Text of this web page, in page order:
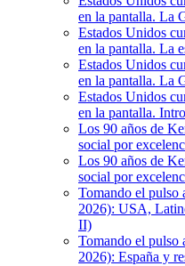
en la pantalla. La
Estados Unidos
en la pantalla. La
Estados Unidos
en la pantalla. La
Estados Unidos
en la pantalla.
Los 90 años de
social por
Los 90 años de
social por
Tomando el
2026): USA,
II)
Tomando el
2026): España y